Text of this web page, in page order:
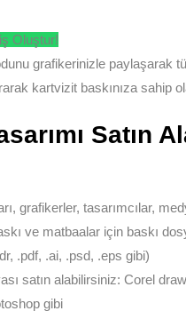
Oluştur!
grafikerinizle paylaşarak
kartvizit baskınıza sahip
Satın
grafikerler, tasarımcılar,
ve matbaalar için baskı
.pdf, .ai, .psd, .eps gibi)
satın alabilirsiniz: Corel
gibi